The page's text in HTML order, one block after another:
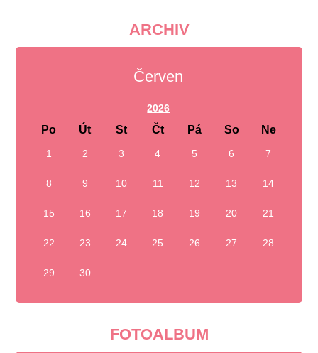
ARCHIV
Červen
2026
Po Út St Čt Pá So Ne
1 2 3 4 5 6 7
8 9 10 11 12 13 14
15 16 17 18 19 20 21
22 23 24 25 26 27 28
29 30
FOTOALBUM